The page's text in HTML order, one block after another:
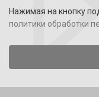
Нажимая на кнопку
политики обработки